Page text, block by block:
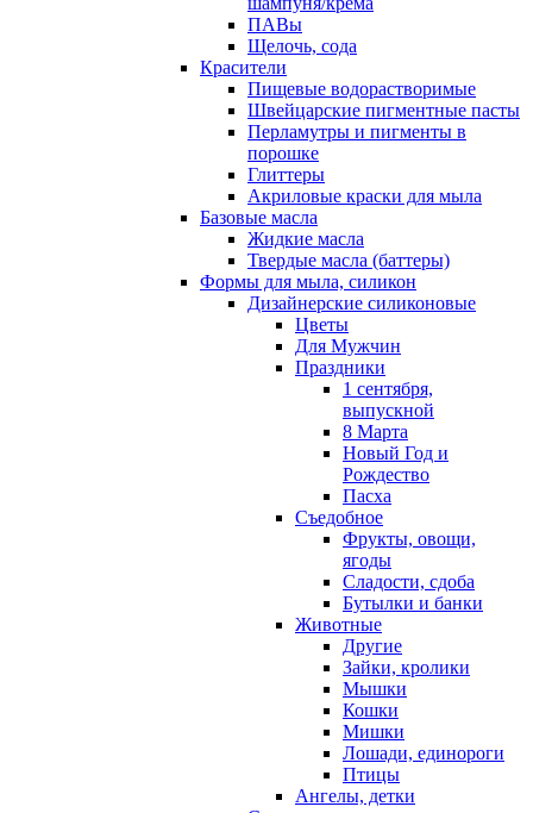
ПАВы
Щелочь, сода
Красители
Пищевые водорастворимые
Швейцарские пигментные пасты
Перламутры и пигменты в
порошке
Глиттеры
Акриловые краски для мыла
Базовые масла
Жидкие масла
Твердые масла (баттеры)
Формы для мыла, силикон
Дизайнерские силиконовые
Цветы
Для Мужчин
Праздники
1 сентября,
выпускной
8 Марта
Новый Год и
Рождество
Пасха
Съедобное
Фрукты, овощи,
ягоды
Сладости, сдоба
Бутылки и банки
Животные
Другие
Зайки, кролики
Мышки
Кошки
Мишки
Лошади, единороги
Птицы
Ангелы, детки